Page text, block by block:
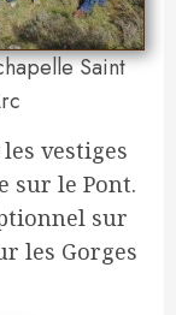
Saint
vestiges
sur le Pont.
sur
les Gorges